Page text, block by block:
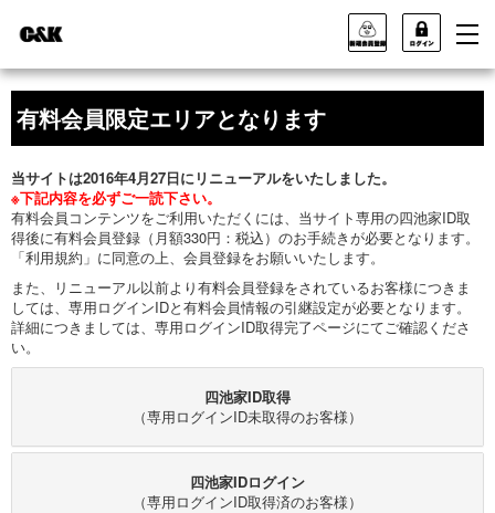
有料会員限定エリアとなります
当サイトは2016年4月27日にリニューアルをいたしました。
※下記内容を必ずご一読下さい。
有料会員コンテンツをご利用いただくには、当サイト専用の四池家ID取
得後に有料会員登録（月額330円：税込）のお手続きが必要となります。
「利用規約」に同意の上、会員登録をお願いいたします。
また、リニューアル以前より有料会員登録をされているお客様につきま
しては、専用ログインIDと有料会員情報の引継設定が必要となります。
詳細につきましては、専用ログインID取得完了ページにてご確認くださ
い。
四池家ID取得
（専用ログインID未取得のお客様）
四池家IDログイン
（専用ログインID取得済のお客様）